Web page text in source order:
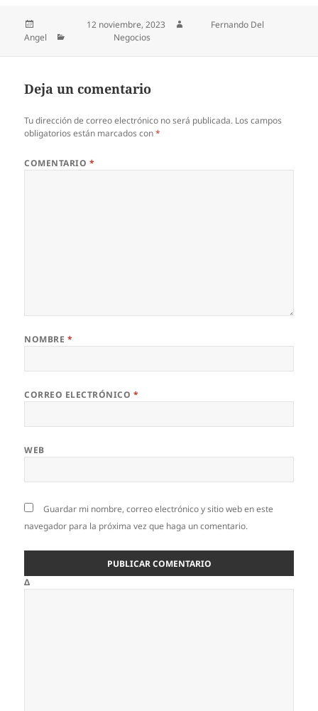
12 noviembre, 2023
Fernando Del
Angel
Negocios
Deja un comentario
Tu dirección de correo electrónico no será publicada. Los campos
obligatorios están marcados con*
COMENTARIO *
NOMBRE *
CORREO ELECTRÓNICO *
WEB
Guardar mi nombre, correo electrónico y sitio web en este
navegador para la próxima vez que haga un comentario.
Δ